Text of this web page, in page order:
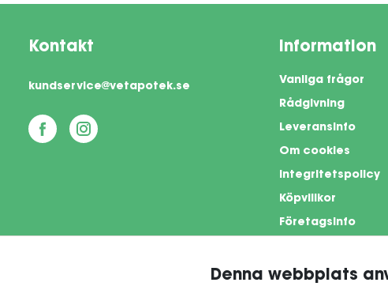
Denna webbplats
Kontakt
kundservice@vetapotek.se
Information
Vanliga frågor
Rådgivning
Leveransinfo
Om cookies
Integritetspolicy
Köpvillkor
Företagsinfo
This site is